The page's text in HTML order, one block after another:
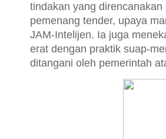
tindakan yang
pemenang tender, upaya
JAM-Intelijen. Ia juga
erat dengan praktik suap-
ditangani oleh pemerintah